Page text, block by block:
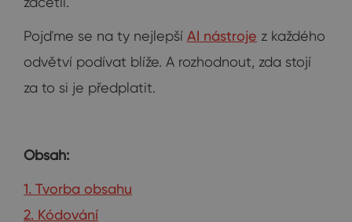
Pojďme se na ty nejlepší AI nástroje z každého
odvětví podívat blíže. A rozhodnout, zda stojí
za to si je předplatit.
Obsah:
1. Tvorba obsahu
2. Kódování